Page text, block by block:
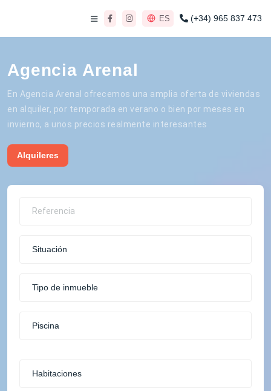
ES (+34) 965 837 473
Agencia Arenal
En Agencia Arenal ofrecemos una amplia oferta de viviendas
en alquiler, por temporada en verano o bien por meses en
invierno, a unos precios realmente interesantes
Alquileres